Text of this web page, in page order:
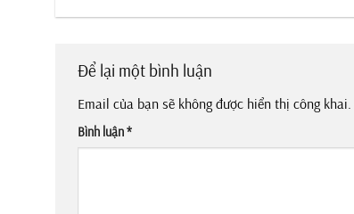
Để lại một bình luận
Email của bạn sẽ không được hiển thị công khai.
Bình luận*